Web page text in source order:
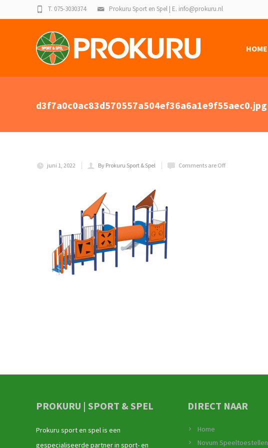
Prokuru Sport en Spel | E. info@prokuru.nl
T. 075-3030374
HOME
d3f7a0c0ac83d570557a504ef36a6a1e9f55aec0.jpg
juni 1, 2022 By Prokuru Sport & Spel Comments are Off
PROKURU | SPORT & SPEL
Prokuru sport en spel is een
gespecialiseerde partner in sport- en
DIRECT NAAR
Home
Novum Speeltoestellen